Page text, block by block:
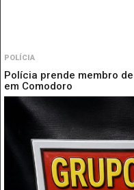
POLÍCIA
Polícia prende membro
em Comodoro